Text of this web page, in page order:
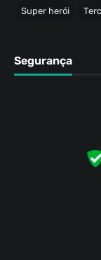
Super herói
Segurança